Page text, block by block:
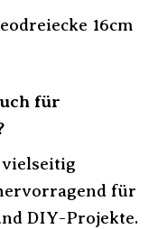
16cm
für
vielseitig
für
DIY-Projekte.